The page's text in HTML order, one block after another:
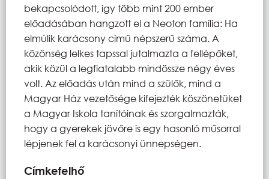
bekapcsolódott, így több mint 200 ember
előadásában hangzott el a Neoton família: Ha
elmúlik karácsony című népszerű száma. A
közönség lelkes tapssal jutalmazta a fellépőket,
akik közül a legfiatalabb mindössze négy éves
volt. Az előadás után mind a szülők, mind a
Magyar Ház vezetősége kifejezték köszönetüket
a Magyar Iskola tanítóinak és szorgalmazták,
hogy a gyerekek jövőre is egy hasonló műsorral
lépjenek fel a karácsonyi ünnepségen.
Címkefelhő